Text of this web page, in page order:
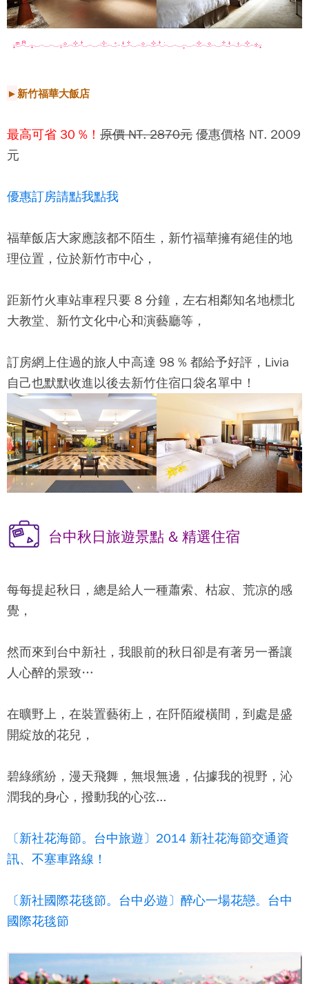
►新竹福華大飯店
最高可省 30 %！ 原價 NT. 2870元 優惠價格 NT. 2009
元
優惠訂房請點我點我
福華飯店大家應該都不陌生，新竹福華擁有絕佳的地
理位置，位於新竹市中心，
距新竹火車站車程只要 8 分鐘，左右相鄰知名地標北
大教堂、新竹文化中心和演藝廳等，
訂房網上住過的旅人中高達 98 % 都給予好評，Livia
自己也默默收進以後去新竹住宿口袋名單中！
台中秋日旅遊景點 & 精選住宿
每每提起秋日，總是給人一種蕭索、枯寂、荒凉的感
覺，
然而來到台中新社，我眼前的秋日卻是有著另一番讓
人心醉的景致…
在曠野上，在裝置藝術上，在阡陌縱橫間，到處是盛
開綻放的花兒，
碧綠繽紛，漫天飛舞，無垠無邊，佔據我的視野，沁
潤我的身心，撥動我的心弦...
〔新社花海節。台中旅遊〕2014 新社花海節交通資
訊、不塞車路線！
〔新社國際花毯節。台中必遊〕醉心一場花戀。台中
國際花毯節